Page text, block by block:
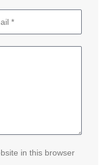
in this browser